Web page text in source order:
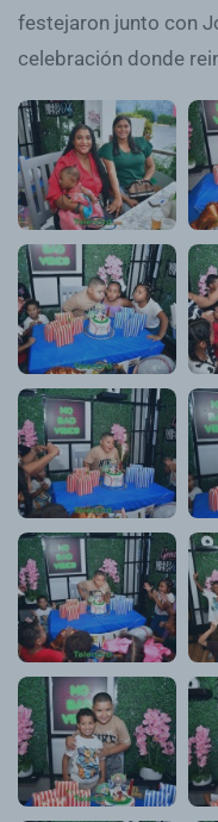
festejaron junto con
celebración donde